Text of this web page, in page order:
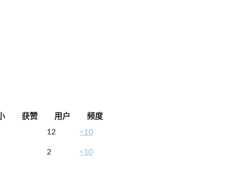
获赞 用户 频度
12 <10
2 <10